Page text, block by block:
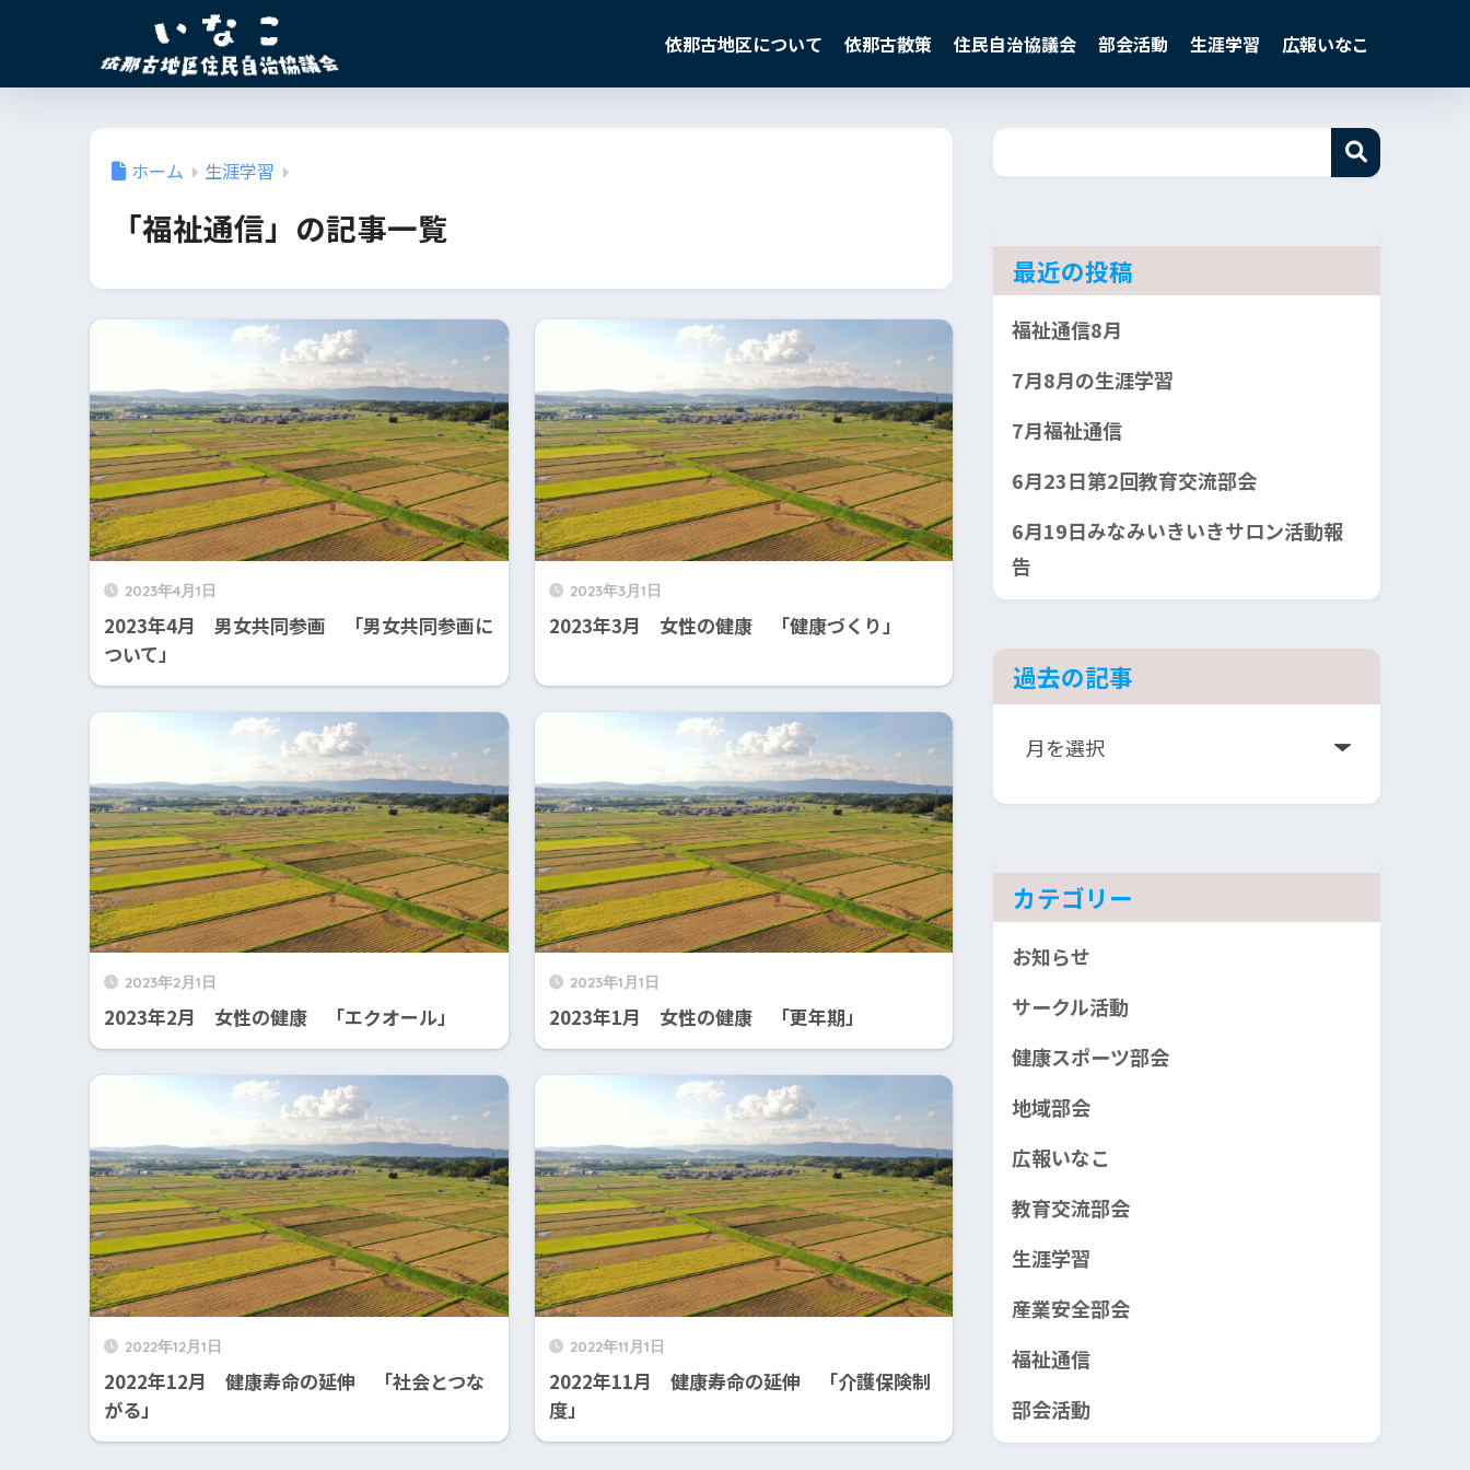
依那古地区について 依那古散策 住民自治協議会 部会活動 生涯学習 広報いなこ
ホーム 生涯学習
「福祉通信」の記事一覧
2023年4月1日
2023年4月 男女共同参画 「男女共同参画に
ついて」
2023年3月1日
2023年3月 女性の健康 「健康づくり」
2023年2月1日
2023年2月 女性の健康 「エクオール」
2023年1月1日
2023年1月 女性の健康 「更年期」
2022年12月1日
2022年12月 健康寿命の延伸 「社会とつな
がる」
2022年11月1日
2022年11月 健康寿命の延伸 「介護保険制
度」
最近の投稿
福祉通信8月
7月8月の生涯学習
7月福祉通信
6月23日第2回教育交流部会
6月19日みなみいきいきサロン活動報
告
過去の記事
ア
カ
ブ
カテゴリー
お知らせ
サークル活動
健康スポーツ部会
地域部会
広報いなこ
教育交流部会
生涯学習
産業安全部会
福祉通信
部会活動